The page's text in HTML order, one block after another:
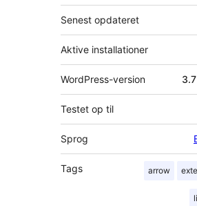
Senest opdateret
Aktive installationer
WordPress-version
Testet op til
Sprog
Tags arrow